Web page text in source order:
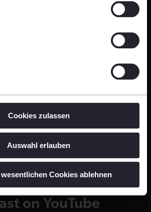
Cookies zulassen
Auswahl erlauben
Cookies ablehnen
on all major
on YouTube